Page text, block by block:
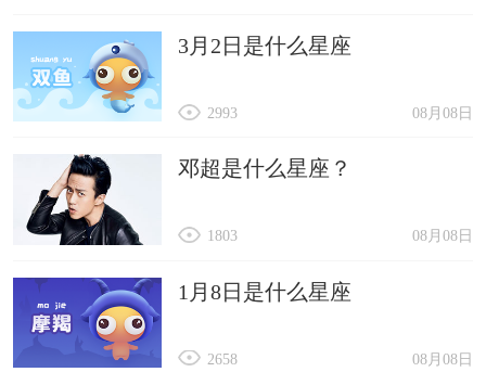
3月2日是什么星座
08月08日
2993
邓超是什么星座？
08月08日
1803
1月8日是什么星座
08月08日
2658